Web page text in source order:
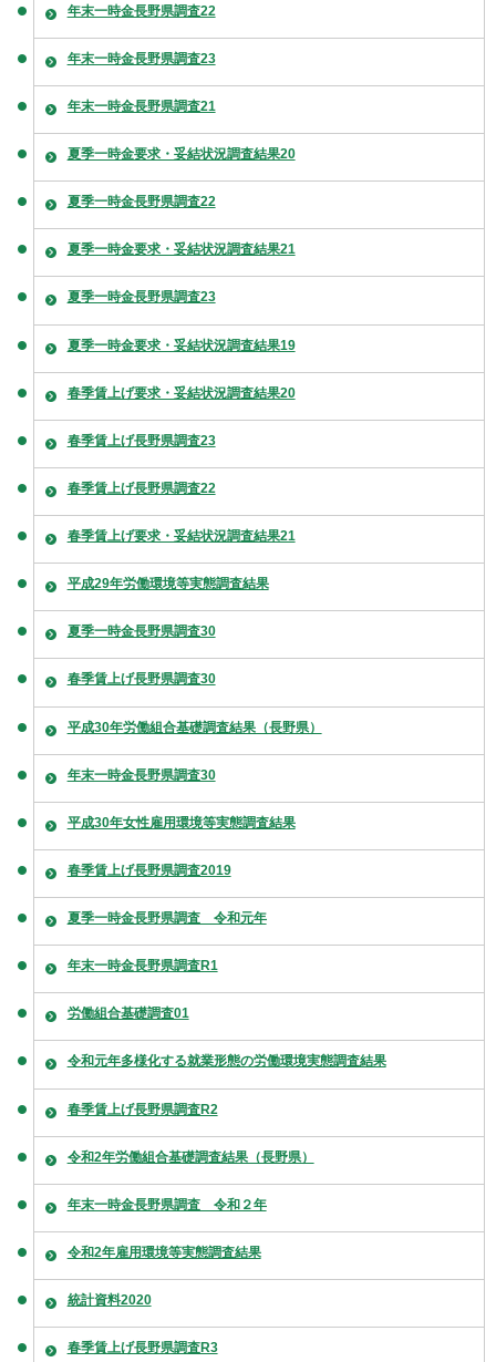
年末一時金長野県調査22
年末一時金長野県調査23
年末一時金長野県調査21
夏季一時金要求・妥結状況調査結果20
夏季一時金長野県調査22
夏季一時金要求・妥結状況調査結果21
夏季一時金長野県調査23
夏季一時金要求・妥結状況調査結果19
春季賃上げ要求・妥結状況調査結果20
春季賃上げ長野県調査23
春季賃上げ長野県調査22
春季賃上げ要求・妥結状況調査結果21
平成29年労働環境等実態調査結果
夏季一時金長野県調査30
春季賃上げ長野県調査30
平成30年労働組合基礎調査結果（長野県）
年末一時金長野県調査30
平成30年女性雇用環境等実態調査結果
春季賃上げ長野県調査2019
夏季一時金長野県調査 令和元年
年末一時金長野県調査R1
労働組合基礎調査01
令和元年多様化する就業形態の労働環境実態調査結果
春季賃上げ長野県調査R2
令和2年労働組合基礎調査結果（長野県）
年末一時金長野県調査 令和２年
令和2年雇用環境等実態調査結果
統計資料2020
春季賃上げ長野県調査R3